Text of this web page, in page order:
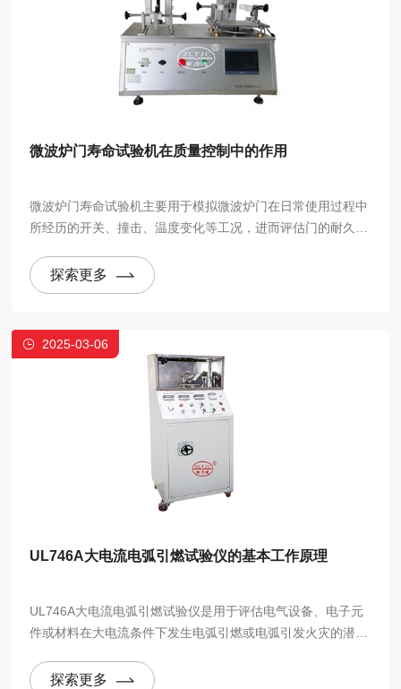
微波炉门寿命试验机在质量控制中的作用
微波炉门寿命试验机主要用于模拟微波炉门在日常使用过程中
所经历的开关、撞击、温度变化等工况，进而评估门的耐久性
开关动作，通常包括门的关闭、打开、闭合时的力度、撞击次
数等。
探索更多
2025-03-06
UL746A大电流电弧引燃试验仪的基本工作原理
UL746A大电流电弧引燃试验仪是用于评估电气设备、电子元
件或材料在大电流条件下发生电弧引燃或电弧引发火灾的潜在
时可能产生的电弧，进而评估设备或材料在这种条件下的耐受
探索更多